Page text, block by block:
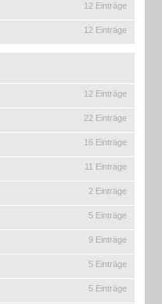
12 Einträge
12 Einträge
12 Einträge
22 Einträge
16 Einträge
11 Einträge
2 Einträge
5 Einträge
9 Einträge
5 Einträge
5 Einträge